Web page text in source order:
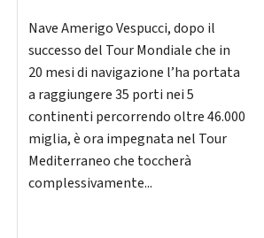
Nave Amerigo Vespucci, dopo il
successo del Tour Mondiale che in
20 mesi di navigazione l’ha portata
a raggiungere 35 porti nei 5
continenti percorrendo oltre 46.000
miglia, è ora impegnata nel Tour
Mediterraneo che toccherà
complessivamente...